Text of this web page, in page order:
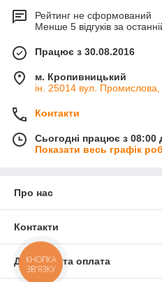
Рейтинг не сформований
Менше 5 відгуків за
Працює з 30.08.2016
м. Кропивницький
ін. 25014 вул.
Контакти
Сьогодні працює з 08:00
Показати весь графік
Про нас
Контакти
Доставка та оплата
КНОПКА
ЗВ'ЯЗКУ